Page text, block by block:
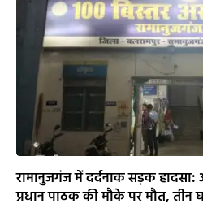
रामानुजगंज में दर्दनाक सड़क
प्रधान पाठक की मौके पर मौत, तीन